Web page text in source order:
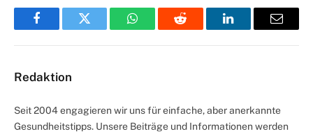
FacebookTwitter WhatsAppReddit LinkedInEmail
Redaktion
Seit 2004 engagieren wir uns für einfache, aber anerkannte
Gesundheitstipps. Unsere Beiträge und Informationen werden